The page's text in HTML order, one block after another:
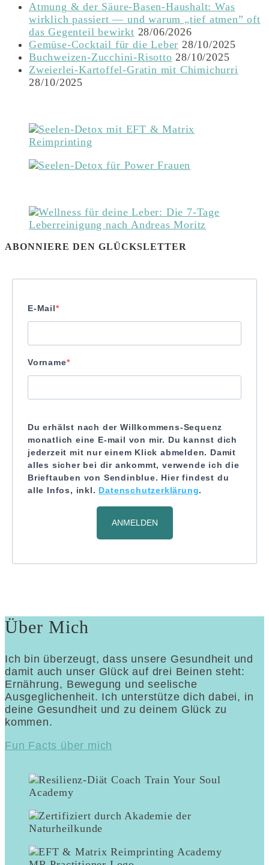
Atmung & der Säure-Basen-Haushalt: Was
wirklich passiert — und warum „tief atmen” oft
das Gegenteil bewirkt 28/06/2026
Gemüse-Cocktail für die Leber 28/10/2025
Buchweizen-Zucchini-Risotto 28/10/2025
Zweierlei-Kartoffel-Gratin mit Chimichurri
28/10/2025
ABONNIERE DEN GLÜCKSLETTER
E-Mail
Vorname
Du erhälst nach der Willkommens-Sequenz
monatlich eine E-mail von mir. Du kannst dich
jederzeit mit nur einem Klick abmelden. Damit
alles sicher bei dir ankommt, verwende ich die
Brieftauben von Sendinblue. Hier findest du
alle Infos, inkl. Datenschutzerklärung.
ANMELDEN
Über Mich
Ich bin überzeugt, dass unsere Gesundheit und
damit auch unser Glück auf drei Beinen steht:
Ernährung, Bewegung und seelische
Ausgeglichenheit. Ich unterstütze dich dabei, in
deine Gesundheit und zu deinem Glück zu
kommen.
Fun Facts über mich